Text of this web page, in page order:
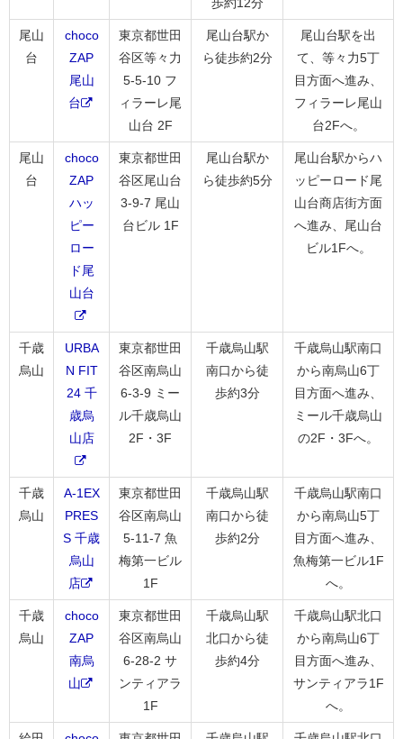
尾山
台
choco
ZAP
尾山
台
東京都世田
谷区等々力
5-5-10 フ
ィラーレ尾
山台 2F
尾山台駅か
ら徒歩約2分
尾山台駅を出
て、等々力5丁
目方面へ進み、
フィラーレ尾山
台2Fへ。
尾山
台
choco
ZAP
ハッ
ピー
ロー
ド尾
山台
東京都世田
谷区尾山台
3-9-7 尾山
台ビル 1F
尾山台駅か
ら徒歩約5分
尾山台駅からハ
ッピーロード尾
山台商店街方面
へ進み、尾山台
ビル1Fへ。
千歳
烏山
URBA
N FIT
24 千
歳烏
山店
東京都世田
谷区南烏山
6-3-9 ミー
ル千歳烏山
2F・3F
千歳烏山駅
南口から徒
歩約3分
千歳烏山駅南口
から南烏山6丁
目方面へ進み、
ミール千歳烏山
の2F・3Fへ。
千歳
烏山
A-1EX
PRES
S 千歳
烏山
店
東京都世田
谷区南烏山
5-11-7 魚
梅第一ビル
1F
千歳烏山駅
南口から徒
歩約2分
千歳烏山駅南口
から南烏山5丁
目方面へ進み、
魚梅第一ビル1F
へ。
千歳
烏山
choco
ZAP
南烏
山
東京都世田
谷区南烏山
6-28-2 サ
ンティアラ
1F
千歳烏山駅
北口から徒
歩約4分
千歳烏山駅北口
から南烏山6丁
目方面へ進み、
サンティアラ1F
へ。